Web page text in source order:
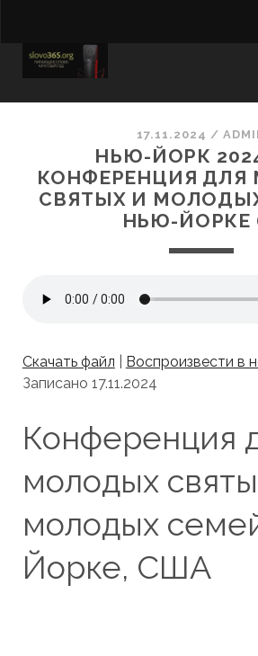
17.11.2024 /
НЬЮ-ЙОРК
КОНФЕРЕНЦИЯ
СВЯТЫХ И
НЬЮ-ЙОРКЕ
Скачать файл Воспроизвести в
Записано 17.11.2024
Конференция
молодых
молодых
Йорке, США